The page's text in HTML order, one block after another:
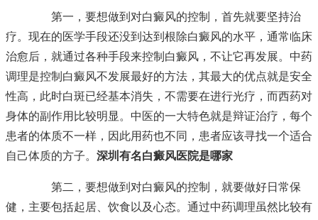
第一，要想做到对白癜风的控制，首先就要坚持治
疗。现在的医学手段还没到达到根除白癜风的水平，通常临床
治愈后，就通过各种手段来控制白癜风，不让它再发展。中药
调理是控制白癜风不发展最好的方法，其最大的优点就是安全
性高，此时白斑已经基本消失，不需要在进行光疗，而西药对
身体的副作用比较明显。中医的一大特色就是辩证治疗，每个
患者的体质不一样，因此用药也不同，患者应该寻找一个适合
自己体质的方子。 深圳有名白癜风医院是哪家
第二，要想做到对白癜风的控制，就要做好日常保
健，主要包括起居、饮食以及心态。通过中药调理虽然比较有